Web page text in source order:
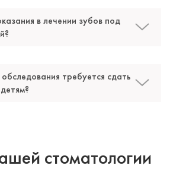
лет
в лечении зубов под
требуется сдать
стоматологии